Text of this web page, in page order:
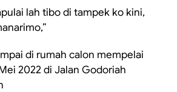
lah tibo di tampek ko kini,
di rumah calon mempelai
2022 di Jalan Godoriah